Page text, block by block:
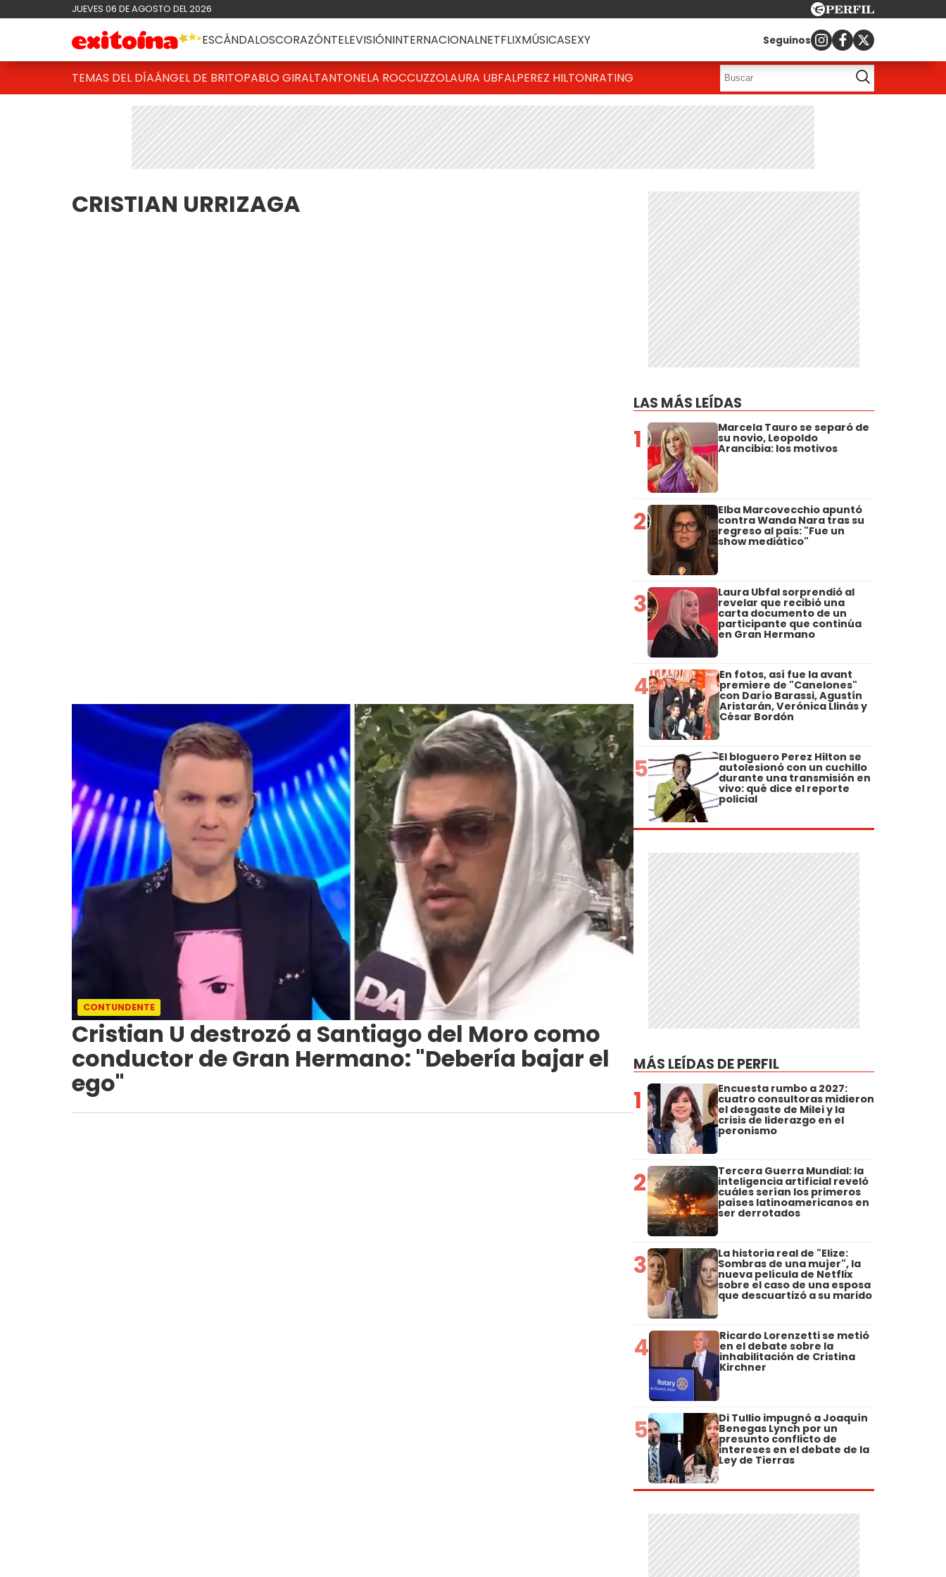
JUEVES 06 DE AGOSTO DEL 2026
ESCÁNDALOSCORAZÓNTELEVISIÓNINTERNACIONALNETFLIXMÚSICASEXY Seguinos
TEMAS DEL DÍAÁNGEL DE BRITOPABLO GIRALTANTONELA ROCCUZZOLAURA UBFALPEREZ HILTONRATING
CRISTIAN URRIZAGA
CONTUNDENTE
Cristian U destrozó a Santiago del Moro como
conductor de Gran Hermano: "Debería bajar el
ego"
LAS MÁS LEÍDAS
1 Marcela Tauro se separó de
su novio, Leopoldo
Arancibia: los motivos
2 Elba Marcovecchio apuntó
contra Wanda Nara tras su
regreso al país: "Fue un
show mediático"
3 Laura Ubfal sorprendió al
revelar que recibió una
carta documento de un
participante que continúa
en Gran Hermano
4 En fotos, así fue la avant
premiere de "Canelones"
con Darío Barassi, Agustín
Aristarán, Verónica Llinás y
César Bordón
5 El bloguero Perez Hilton se
autolesionó con un cuchillo
durante una transmisión en
vivo: qué dice el reporte
policial
MÁS LEÍDAS DE PERFIL
1 Encuesta rumbo a 2027:
cuatro consultoras midieron
el desgaste de Milei y la
crisis de liderazgo en el
peronismo
2 Tercera Guerra Mundial: la
inteligencia artificial reveló
cuáles serían los primeros
países latinoamericanos en
ser derrotados
3 La historia real de "Elize:
Sombras de una mujer", la
nueva película de Netflix
sobre el caso de una esposa
que descuartizó a su marido
4 Ricardo Lorenzetti se metió
en el debate sobre la
inhabilitación de Cristina
Kirchner
5 Di Tullio impugnó a Joaquín
Benegas Lynch por un
presunto conflicto de
intereses en el debate de la
Ley de Tierras